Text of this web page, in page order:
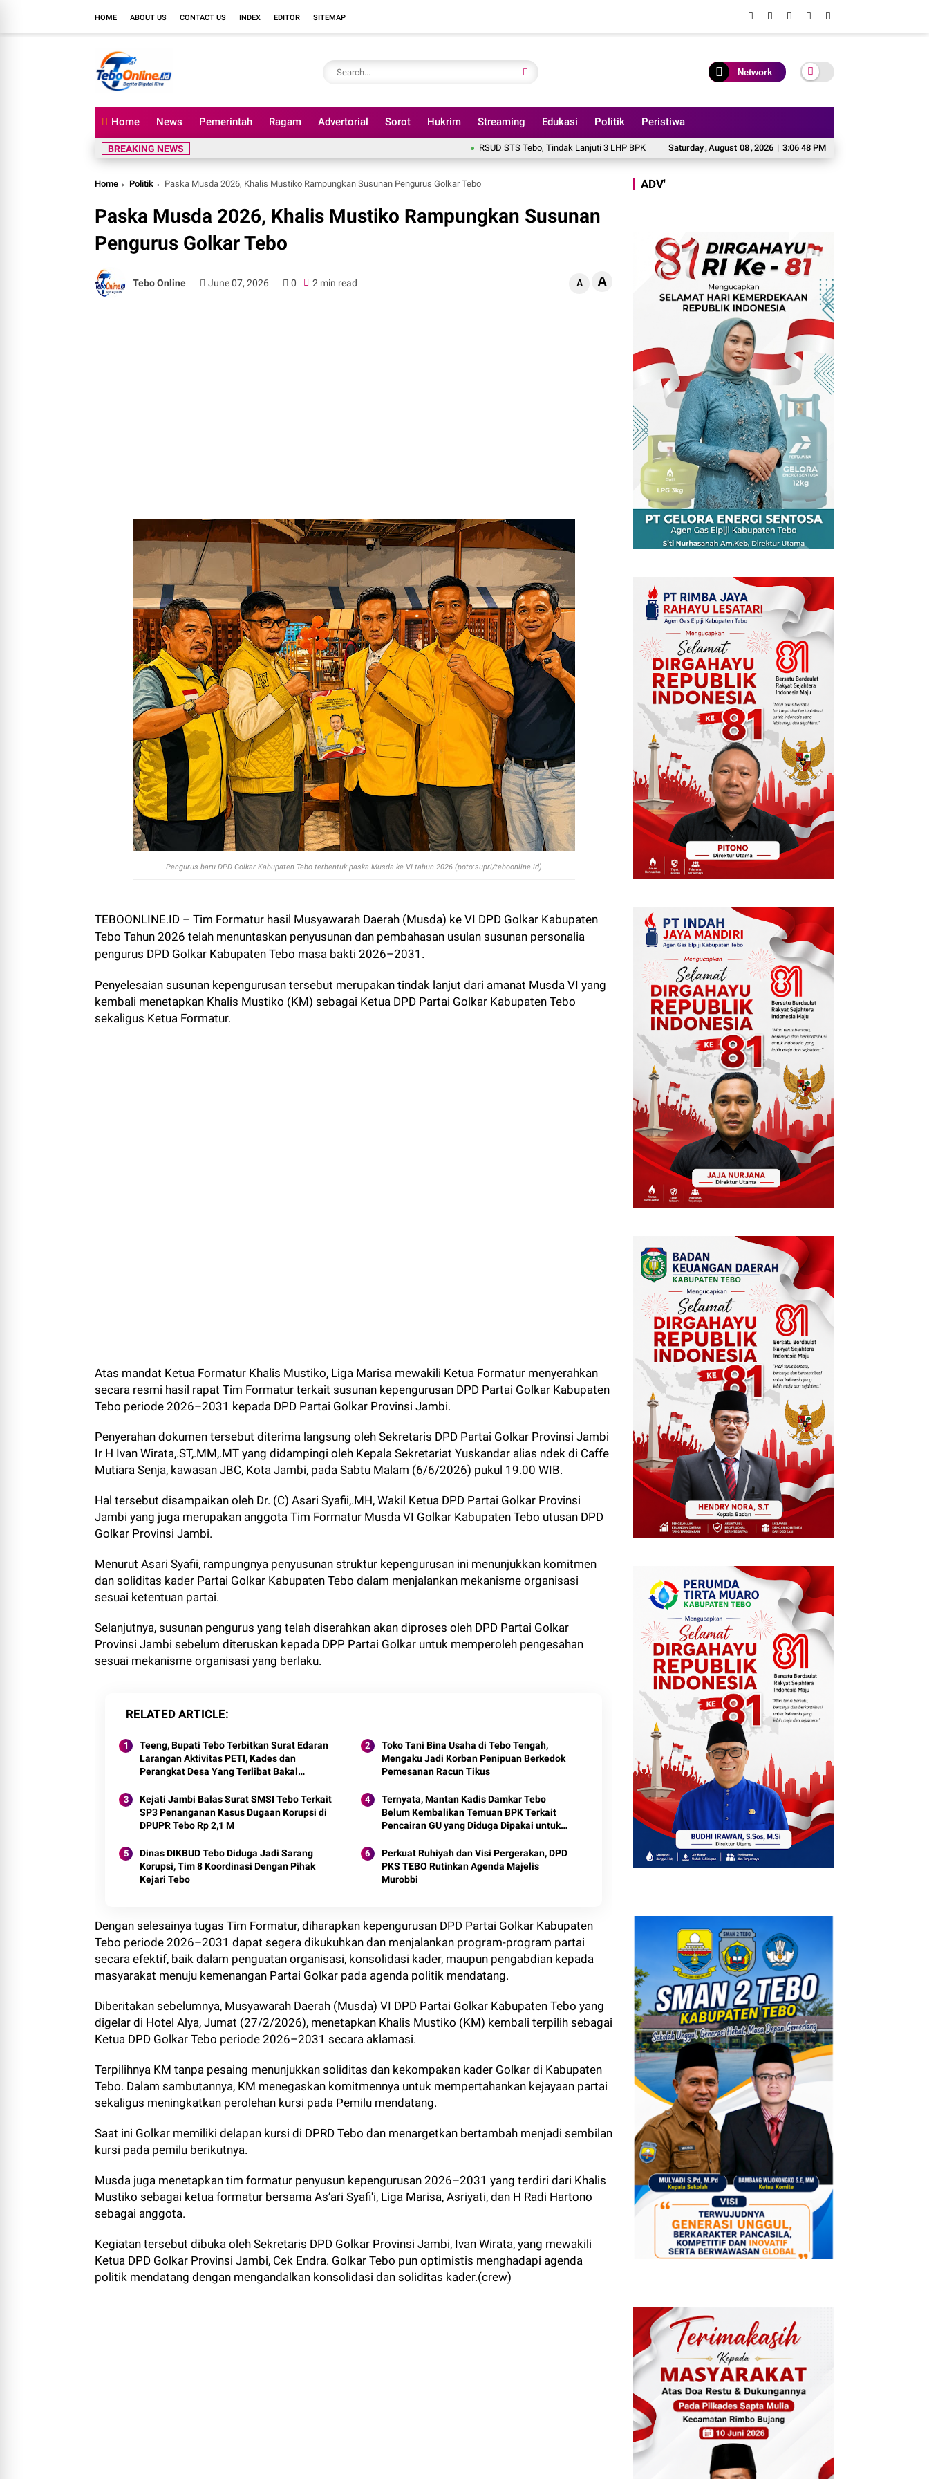
HOME ABOUT US CONTACT US INDEX EDITOR SITEMAP
Network
Home News Pemerintah Ragam Advertorial Sorot Hukrim Streaming Edukasi Politik Peristiwa
Saturday,August 08,2026 | 3:06 50 PM
BREAKING NEWS RSUD STS Tebo, Tindak Lanjuti 3 LHP BPK Tahun 2025 Akun FB Bang Haye Diduga Milik Kades Sungai Rambai, Bakal
Home Politik Paska Musda 2026, Khalis Mustiko Rampungkan Susunan Pengurus Golkar Tebo
Paska Musda 2026, Khalis Mustiko Rampungkan Susunan
Pengurus Golkar Tebo
Tebo Online June 07, 2026 0 2 min read A A
Pengurus baru DPD Golkar Kabupaten Tebo terbentuk paska Musda ke VI tahun 2026.(poto:supri/teboonline.id)
TEBOONLINE.ID – Tim Formatur hasil Musyawarah Daerah (Musda) ke VI DPD Golkar Kabupaten
Tebo Tahun 2026 telah menuntaskan penyusunan dan pembahasan usulan susunan personalia
pengurus DPD Golkar Kabupaten Tebo masa bakti 2026–2031.
Penyelesaian susunan kepengurusan tersebut merupakan tindak lanjut dari amanat Musda VI yang
kembali menetapkan Khalis Mustiko (KM) sebagai Ketua DPD Partai Golkar Kabupaten Tebo
sekaligus Ketua Formatur.
Atas mandat Ketua Formatur Khalis Mustiko, Liga Marisa mewakili Ketua Formatur menyerahkan
secara resmi hasil rapat Tim Formatur terkait susunan kepengurusan DPD Partai Golkar Kabupaten
Tebo periode 2026–2031 kepada DPD Partai Golkar Provinsi Jambi.
Penyerahan dokumen tersebut diterima langsung oleh Sekretaris DPD Partai Golkar Provinsi Jambi
Ir H Ivan Wirata,.ST,.MM,.MT yang didampingi oleh Kepala Sekretariat Yuskandar alias ndek di Caffe
Mutiara Senja, kawasan JBC, Kota Jambi, pada Sabtu Malam (6/6/2026) pukul 19.00 WIB.
Hal tersebut disampaikan oleh Dr. (C) Asari Syafii,.MH, Wakil Ketua DPD Partai Golkar Provinsi
Jambi yang juga merupakan anggota Tim Formatur Musda VI Golkar Kabupaten Tebo utusan DPD
Golkar Provinsi Jambi.
Menurut Asari Syafii, rampungnya penyusunan struktur kepengurusan ini menunjukkan komitmen
dan soliditas kader Partai Golkar Kabupaten Tebo dalam menjalankan mekanisme organisasi
sesuai ketentuan partai.
Selanjutnya, susunan pengurus yang telah diserahkan akan diproses oleh DPD Partai Golkar
Provinsi Jambi sebelum diteruskan kepada DPP Partai Golkar untuk memperoleh pengesahan
sesuai mekanisme organisasi yang berlaku.
RELATED ARTICLE
Teeng, Bupati Tebo Terbitkan Surat Edaran
Larangan Aktivitas PETI, Kades dan
Perangkat Desa Yang Terlibat Bakal
Toko Tani Bina Usaha di Tebo Tengah,
Mengaku Jadi Korban Penipuan Berkedok
Pemesanan Racun Tikus
Kejati Jambi Balas Surat SMSI Tebo Terkait
SP3 Penanganan Kasus Dugaan Korupsi di
DPUPR Tebo Rp 2,1 M
Ternyata, Mantan Kadis Damkar Tebo
Belum Kembalikan Temuan BPK Terkait
Pencairan GU yang Diduga Dipakai untuk
Dinas DIKBUD Tebo Diduga Jadi Sarang
Korupsi, Tim 8 Koordinasi Dengan Pihak
Kejari Tebo
Perkuat Ruhiyah dan Visi Pergerakan, DPD
PKS TEBO Rutinkan Agenda Majelis
Murobbi
Dengan selesainya tugas Tim Formatur, diharapkan kepengurusan DPD Partai Golkar Kabupaten
Tebo periode 2026–2031 dapat segera dikukuhkan dan menjalankan program-program partai
secara efektif, baik dalam penguatan organisasi, konsolidasi kader, maupun pengabdian kepada
masyarakat menuju kemenangan Partai Golkar pada agenda politik mendatang.
Diberitakan sebelumnya, Musyawarah Daerah (Musda) VI DPD Partai Golkar Kabupaten Tebo yang
digelar di Hotel Alya, Jumat (27/2/2026), menetapkan Khalis Mustiko (KM) kembali terpilih sebagai
Ketua DPD Golkar Tebo periode 2026–2031 secara aklamasi.
Terpilihnya KM tanpa pesaing menunjukkan soliditas dan kekompakan kader Golkar di Kabupaten
Tebo. Dalam sambutannya, KM menegaskan komitmennya untuk mempertahankan kejayaan partai
sekaligus meningkatkan perolehan kursi pada Pemilu mendatang.
Saat ini Golkar memiliki delapan kursi di DPRD Tebo dan menargetkan bertambah menjadi sembilan
kursi pada pemilu berikutnya.
Musda juga menetapkan tim formatur penyusun kepengurusan 2026–2031 yang terdiri dari Khalis
Mustiko sebagai ketua formatur bersama As’ari Syafi'i, Liga Marisa, Asriyati, dan H Radi Hartono
sebagai anggota.
Kegiatan tersebut dibuka oleh Sekretaris DPD Golkar Provinsi Jambi, Ivan Wirata, yang mewakili
Ketua DPD Golkar Provinsi Jambi, Cek Endra. Golkar Tebo pun optimistis menghadapi agenda
politik mendatang dengan mengandalkan konsolidasi dan soliditas kader.(crew)
ADV'